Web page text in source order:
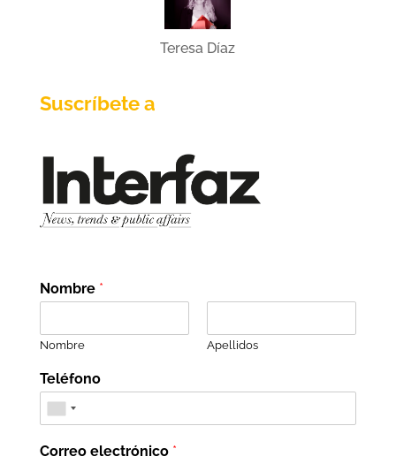
Teresa Díaz
Suscríbete a
Nombre *
Nombre Apellidos
Teléfono
Correo electrónico *